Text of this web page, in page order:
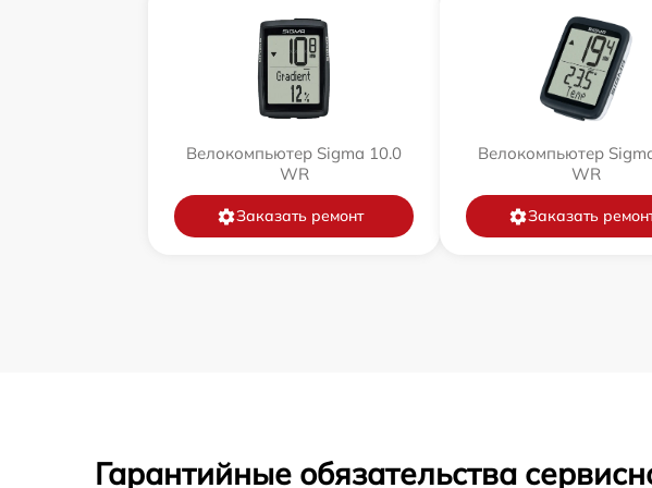
Велокомпьютер Sigma 10.0
WR
Заказать ремонт
Велокомпьютер
WR
Заказать
Гарантийные обязательства